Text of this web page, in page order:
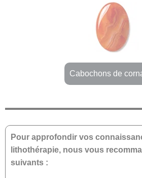
Cabochons de
Pour approfondir vos
lithothérapie, nous vous
suivants :